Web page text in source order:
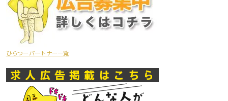
ひらつーパートナー一覧